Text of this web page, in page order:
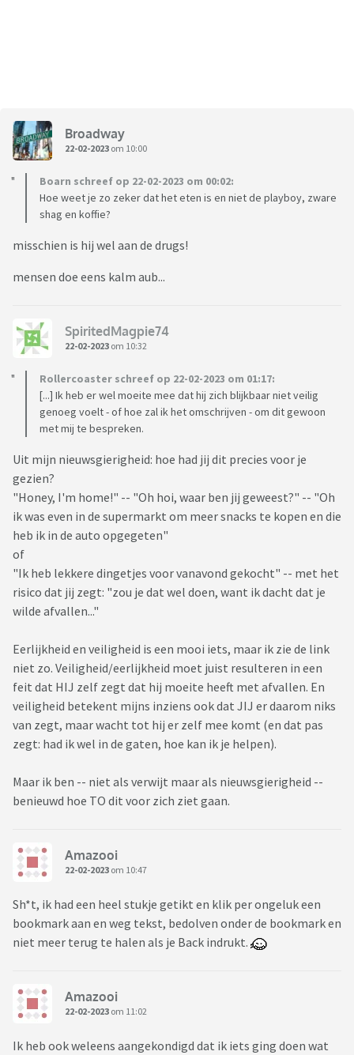
Broadway
22-02-2023 om 10:00
Boarn schreef op 22-02-2023 om 00:02:
Hoe weet je zo zeker dat het eten is en niet de playboy, zware
shag en koffie?
misschien is hij wel aan de drugs!
mensen doe eens kalm aub...
SpiritedMagpie74
22-02-2023 om 10:32
Rollercoaster schreef op 22-02-2023 om 01:17:
[...] Ik heb er wel moeite mee dat hij zich blijkbaar niet veilig
genoeg voelt - of hoe zal ik het omschrijven - om dit gewoon
met mij te bespreken.
Uit mijn nieuwsgierigheid: hoe had jij dit precies voor je
gezien?
"Honey, I'm home!" -- "Oh hoi, waar ben jij geweest?" -- "Oh
ik was even in de supermarkt om meer snacks te kopen en die
heb ik in de auto opgegeten"
of
"Ik heb lekkere dingetjes voor vanavond gekocht" -- met het
risico dat jij zegt: "zou je dat wel doen, want ik dacht dat je
wilde afvallen..."
Eerlijkheid en veiligheid is een mooi iets, maar ik zie de link
niet zo. Veiligheid/eerlijkheid moet juist resulteren in een
feit dat HIJ zelf zegt dat hij moeite heeft met afvallen. En
veiligheid betekent mijns inziens ook dat JIJ er daarom niks
van zegt, maar wacht tot hij er zelf mee komt (en dat pas
zegt: had ik wel in de gaten, hoe kan ik je helpen).
Maar ik ben -- niet als verwijt maar als nieuwsgierigheid --
benieuwd hoe TO dit voor zich ziet gaan.
Amazooi
22-02-2023 om 10:47
Sh*t, ik had een heel stukje getikt en klik per ongeluk een
bookmark aan en weg tekst, bedolven onder de bookmark en
niet meer terug te halen als je Back indrukt.
Amazooi
22-02-2023 om 11:02
Ik heb ook weleens aangekondigd dat ik iets ging doen wat